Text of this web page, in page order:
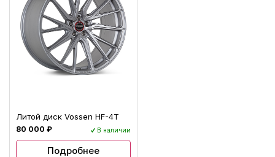
Литой диск Vossen HF-4T
80 000 ₽ В наличии
Подробнее